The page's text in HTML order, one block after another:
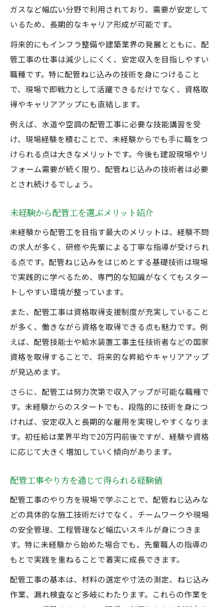
ガスなど幅広い分野で利用されており、需要が安定して
いるため、長期的なキャリア形成が可能です。
将来的にもインフラ整備や建築業界の発展とともに、配
管工事の仕事は減少しにくく、安定収入を目指しやすい
職種です。特に配管ねじ込みの技術を身につけること
で、現場で即戦力として活躍できるだけでなく、資格取
得やキャリアアップにも直結します。
例えば、水道や空調の配管工事に必要な技能講習を受
け、現場経験を積むことで、未経験からでも手に職をつ
けられる点は大きなメリットです。今後も建設現場やリ
フォーム需要が続く限り、配管ねじ込みの技術者は必要
とされ続けるでしょう。
未経験から配管工を選ぶメリット紹介
未経験から配管工を目指す最大のメリットは、経験不問
の求人が多く、研修や先輩による丁寧な指導が受けられ
る点です。配管ねじ込みをはじめとする基礎技術は現場
で実践的に学べるため、専門的な知識がなくてもスター
トしやすい環境が整っています。
また、配管工事は資格取得支援制度が充実していること
が多く、働きながら資格を取得できる点も魅力です。例
えば、配管技能士や給水装置工事主任技術者などの国家
資格を取得することで、将来的な昇給やキャリアアップ
が見込めます。
さらに、配管工は努力次第で収入アップが可能な職種で
す。未経験からのスタートでも、段階的に技術を身につ
ければ、安定収入と長期的な雇用を実現しやすくなりま
す。初任給は業界平均で20万円前後ですが、経験や資格
に応じて大きく増加していく傾向があります。
配管工事やり方を通じて得られる経験値
配管工事のやり方を現場で学ぶことで、配管ねじ込みな
どの具体的な施工技術だけでなく、チームワークや現場
の安全管理、工程管理など幅広いスキルが身につきま
す。特に未経験から始めた場合でも、先輩職人の指導の
もとで実践を重ねることで着実に成長できます。
配管工事の基本は、材料の選定や寸法の測定、ねじ込み
作業、漏れ検査など多岐にわたります。これらの作業を